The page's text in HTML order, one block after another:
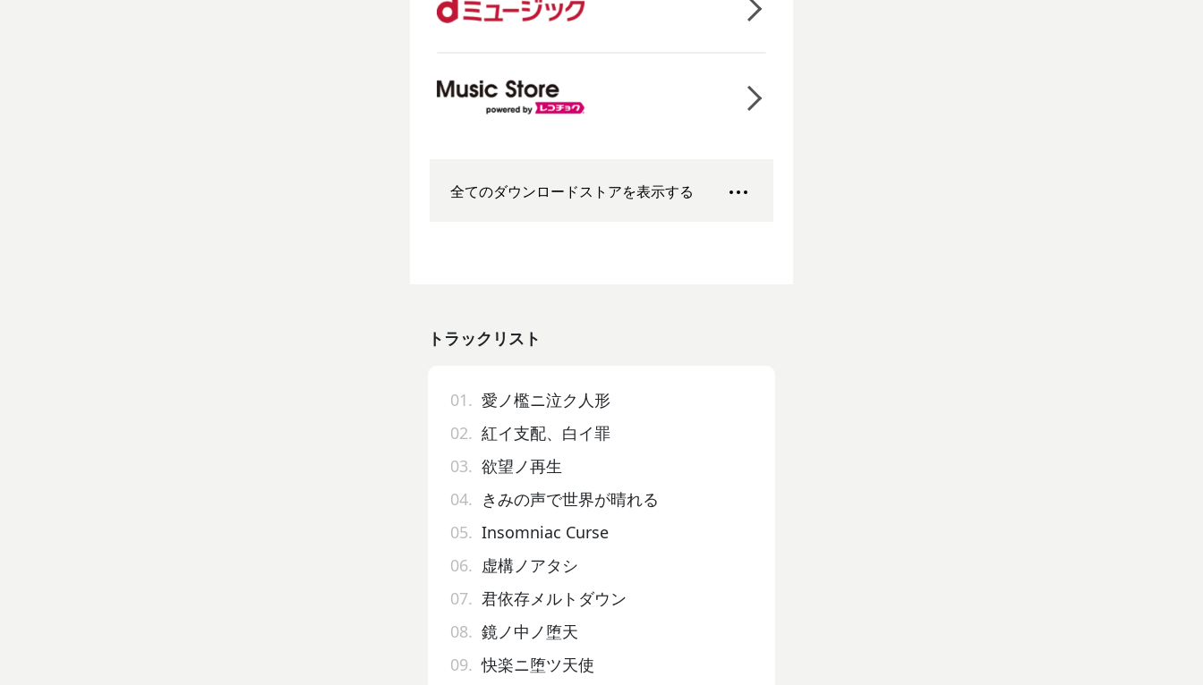
全てのダウンロードストアを表示する
トラックリスト
01. 愛ノ檻ニ泣ク人形
02. 紅イ支配、白イ罪
03. 欲望ノ再生
04. きみの声で世界が晴れる
05. Insomniac Curse
06. 虚構ノアタシ
07. 君依存メルトダウン
08. 鏡ノ中ノ堕天
09. 快楽ニ堕ツ天使